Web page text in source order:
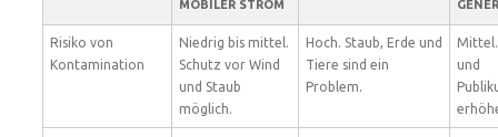
MOBILER STROM
Risiko von
Kontamination
Niedrig bis mittel.
Schutz vor Wind
und Staub
möglich.
Hoch. Staub, Erde und
Tiere sind ein
Problem.
Mittel.
und